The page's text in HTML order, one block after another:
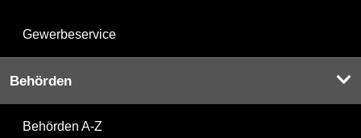
Gewerbeservice
Behörden
Behörden A-Z